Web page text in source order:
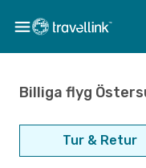
Billiga flyg
Tur & Retur